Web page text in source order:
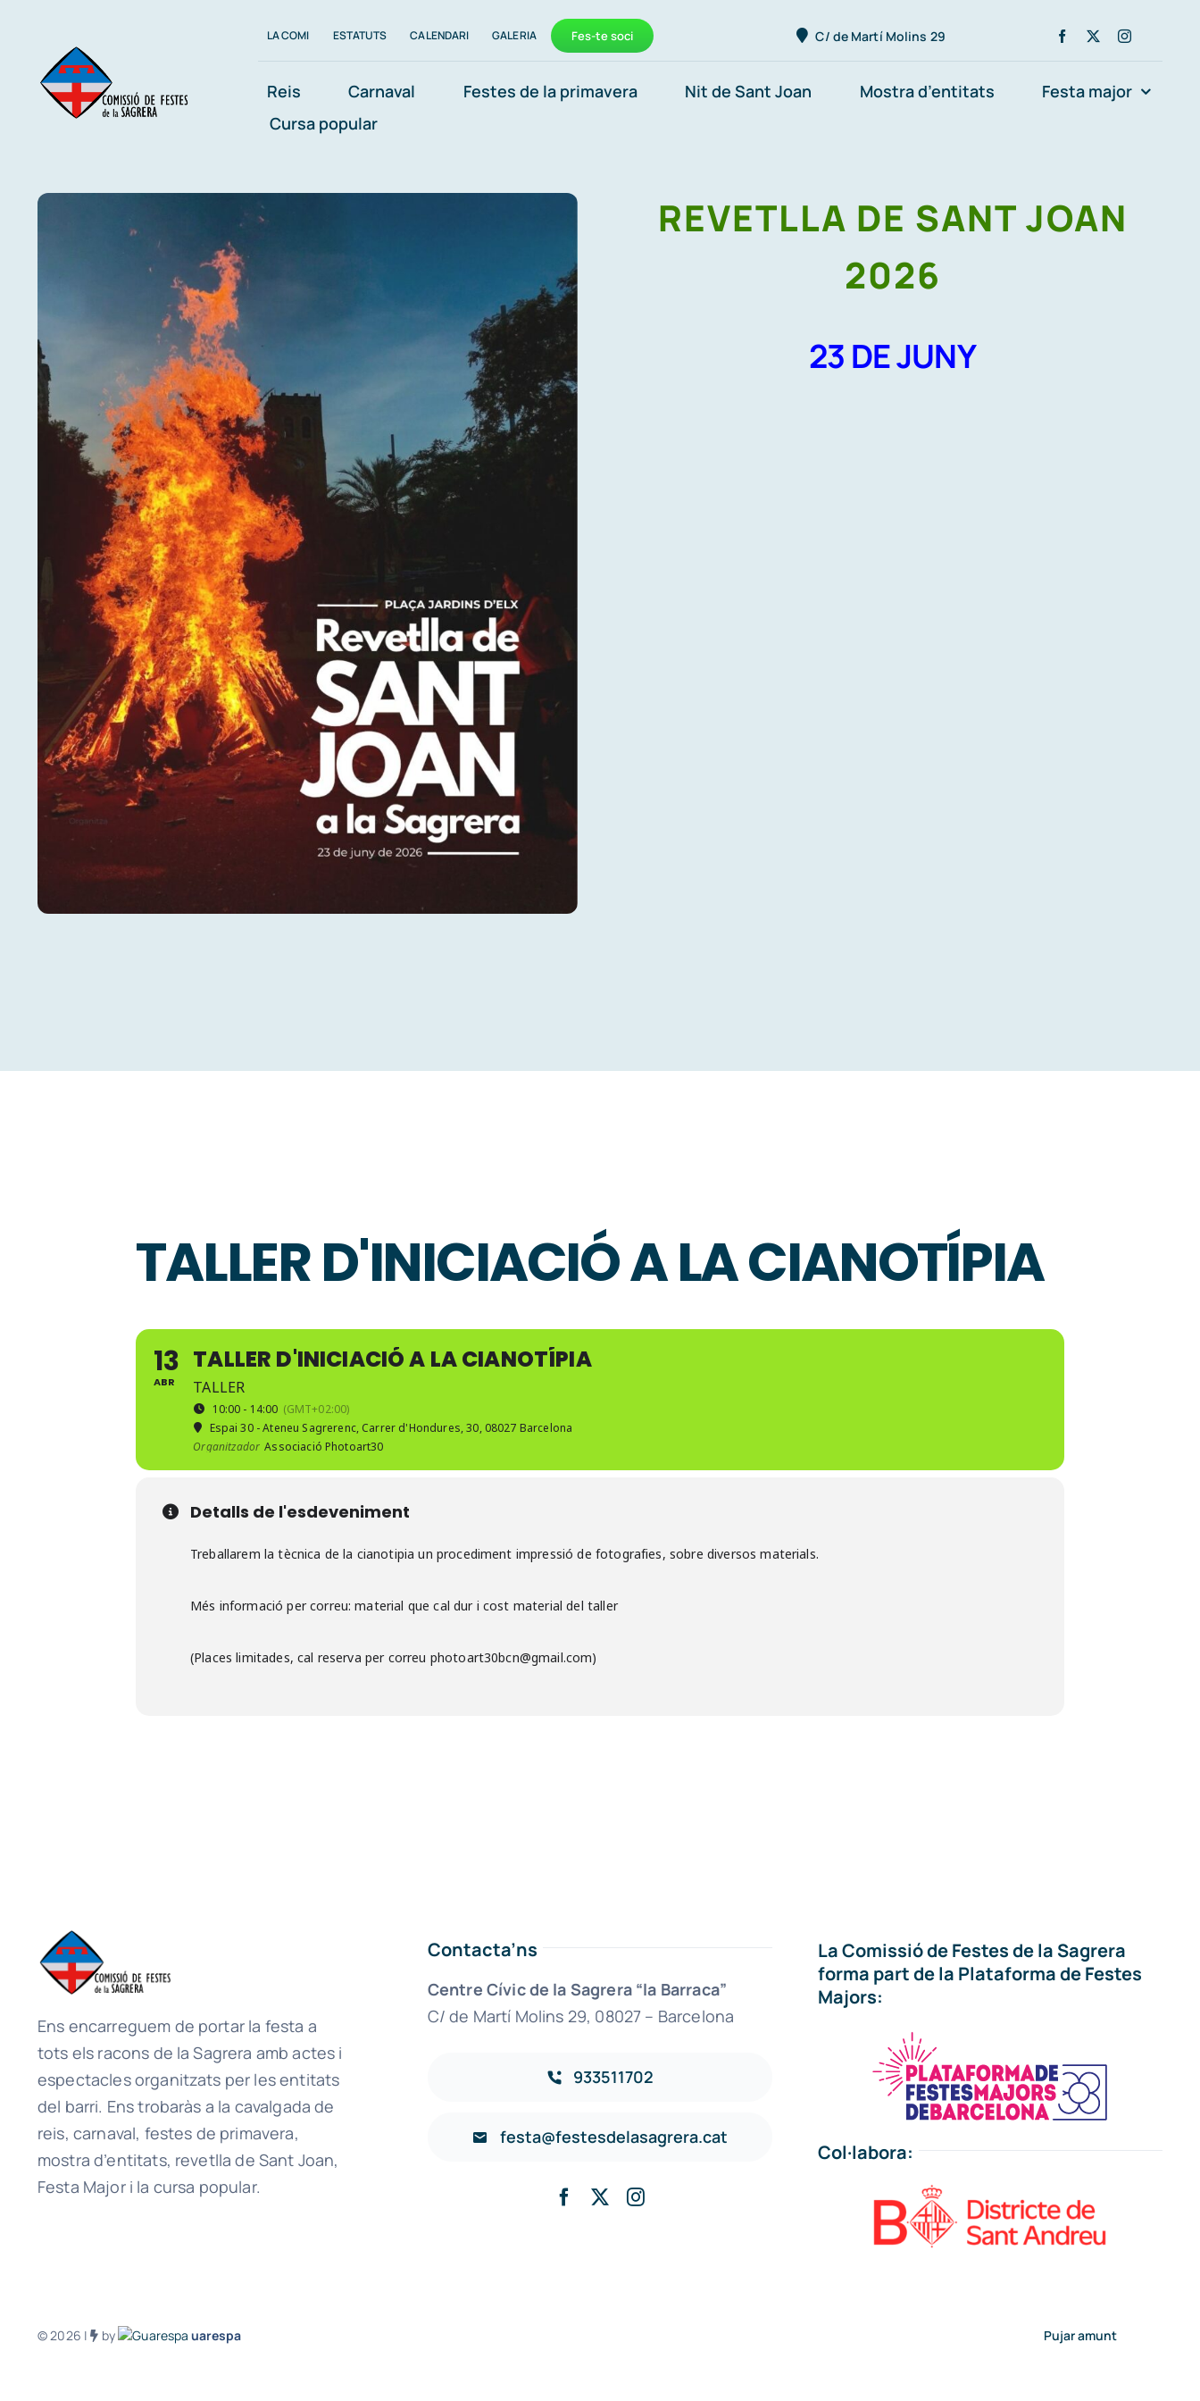
content
LA COMI ESTATUTS CALENDARI GALERIA Fes-te soci C/ de Martí Molins 29
Reis Carnaval Festes de la primavera Nit de Sant Joan Mostra d’entitats
Festa major
Cursa popular
REVETLLA DE SANT JOAN
2026
23 DE JUNY
TALLER D'INICIACIÓ A LA CIANOTÍPIA
13
ABR
TALLER D'INICIACIÓ A LA CIANOTÍPIA
TALLER
10:00 - 14:00 (GMT+02:00)
Espai 30 - Ateneu Sagrerenc, Carrer d'Hondures, 30, 08027 Barcelona
Organitzador Associació Photoart30
Detalls de l'esdeveniment
Treballarem la tècnica de la cianotipia un procediment impressió de fotografies, sobre diversos materials.
Més informació per correu: material que cal dur i cost material del taller
(Places limitades, cal reserva per correu photoart30bcn@gmail.com)
Ens encarreguem de portar la festa a
tots els racons de la Sagrera amb actes i
espectacles organitzats per les entitats
del barri. Ens trobaràs a la cavalgada de
reis, carnaval, festes de primavera,
mostra d’entitats, revetlla de Sant Joan,
Festa Major i la cursa popular.
Contacta’ns
Centre Cívic de la Sagrera “la Barraca”
C/ de Martí Molins 29, 08027 – Barcelona
933511702
festa@festesdelasagrera.cat
La Comissió de Festes de la Sagrera
forma part de la Plataforma de Festes
Majors:
Col·labora:
© 2026 | by uarespa Pujar amunt